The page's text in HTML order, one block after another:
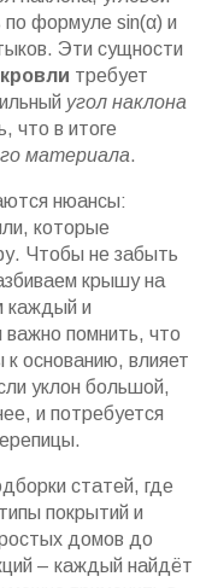
формуле sin(α) и
. Эти сущности
требует
угол наклона
что в итоге
материала.
нюансы:
которые
Чтобы не забыть
крышу на
каждый и
помнить, что
основанию, влияет
уклон большой,
и потребуется
статей, где
покрытий и
домов до
– каждый найдёт